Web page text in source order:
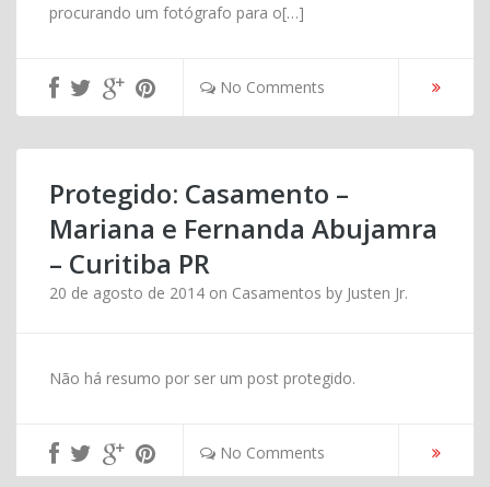
procurando um fotógrafo para o[…]
No Comments
Protegido: Casamento –
Mariana e Fernanda Abujamra
– Curitiba PR
20 de agosto de 2014 on Casamentos by Justen Jr.
Não há resumo por ser um post protegido.
No Comments